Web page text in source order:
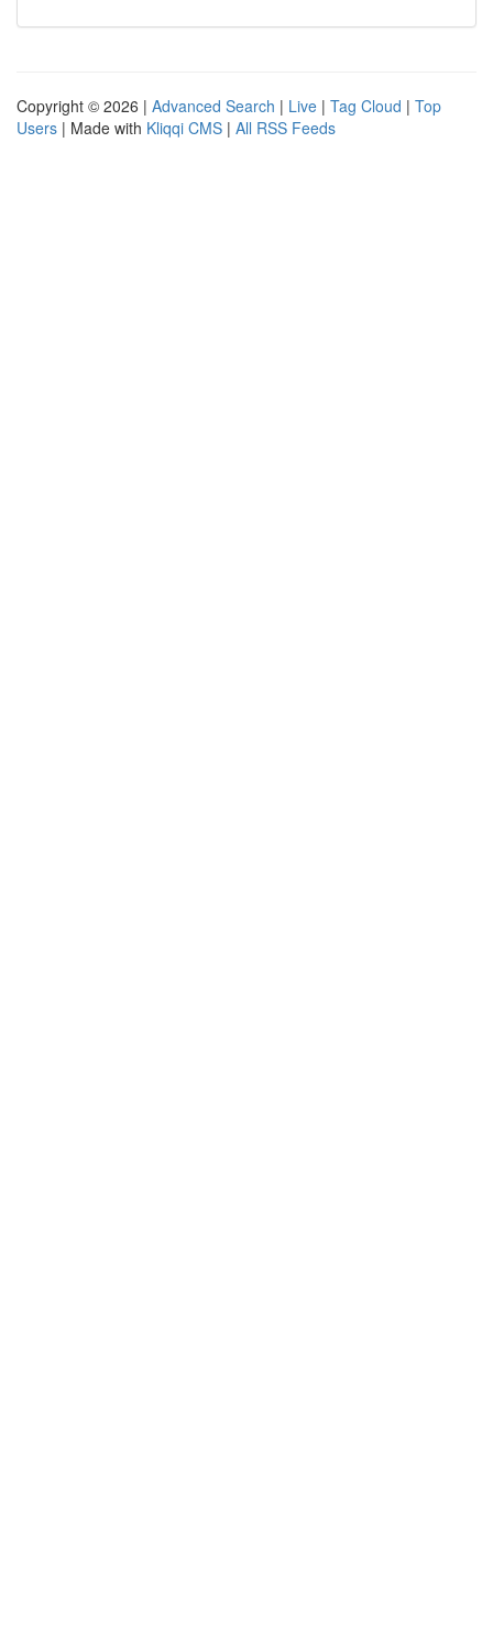
Copyright © 2026 | Advanced Search | Live | Tag Cloud | Top
Users | Made with Kliqqi CMS | All RSS Feeds